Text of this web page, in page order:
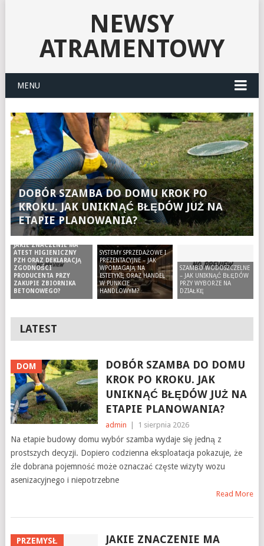
NEWSY
ATRAMENTOWY
MENU
DOBÓR SZAMBA DO DOMU KROK PO
KROKU. JAK UNIKNĄĆ BŁĘDÓW JUŻ NA
ETAPIE PLANOWANIA?
JAKIE ZNACZENIE MA
ATEST HIGIENICZNY
PZH ORAZ DEKLARACJĄ
ZGODNOŚCI
PRODUCENTA PRZY
ZAKUPIE ZBIORNIKA
BETONOWEGO?
SZAMBO WODOSZCZELNE
– JAK UNIKNĄĆ BŁĘDÓW
PRZY WYBORZE NA
DZIAŁKĘ
SYSTEMY SPRZEDAŻOWE I
PREZENTACYJNE – JAK
WPOMAGAJĄ NA
ESTETYKĘ ORAZ HANDEL
W PUNKCIE
HANDLOWYM?
LATEST
DOM
DOBÓR SZAMBA DO DOMU
KROK PO KROKU. JAK
UNIKNĄĆ BŁĘDÓW JUŻ NA
ETAPIE PLANOWANIA?
admin | 1 sierpnia 2026
Na etapie budowy domu wybór szamba wydaje się jedną z
prostszych decyzji. Dopiero codzienna eksploatacja pokazuje, że
źle dobrana pojemność może oznaczać częste wizyty wozu
asenizacyjnego i niepotrzebne
Read More
PRZEMYSŁ
JAKIE ZNACZENIE MA